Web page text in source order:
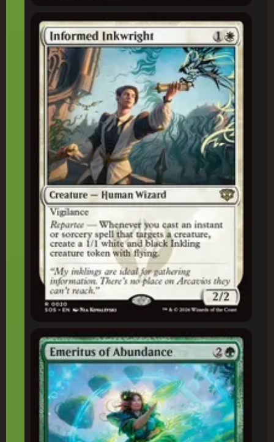
Nanquiforjador Informado
Emérita da Abundância